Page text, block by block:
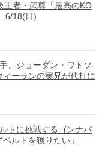
王者・武尊「最高のKO
6/18(日)
、ジョーダン・ワトソ
ーランの実兄が代打に
トに挑戦するゴンナパ
ルトを獲りたい」